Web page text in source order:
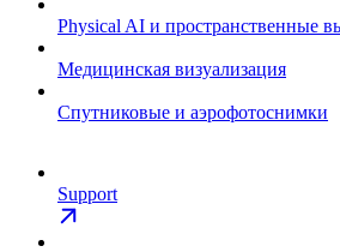
Physical AI и пространственные
Медицинская визуализация
Спутниковые и аэрофотоснимки
Support